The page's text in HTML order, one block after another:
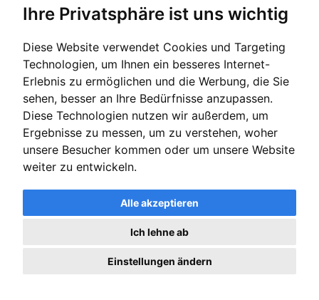
Ihre Privatsphäre ist uns wichtig
Diese Website verwendet Cookies und Targeting
Technologien, um Ihnen ein besseres Internet-
Erlebnis zu ermöglichen und die Werbung, die Sie
sehen, besser an Ihre Bedürfnisse anzupassen.
Diese Technologien nutzen wir außerdem, um
Ergebnisse zu messen, um zu verstehen, woher
unsere Besucher kommen oder um unsere Website
weiter zu entwickeln.
Alle akzeptieren
Ich lehne ab
Einstellungen ändern
abdeckt. Wenn nach Ausstellung des Zwischenzeugnisses noch
wesentliche Veränderungen eintreten, sollte ein aktualisiertes
Arbeitszeugnis erstellt wird.
Form, Layout und äußere Mängel: Wo
Verkäuferinnen-Zeugnisse oft
scheitern
Neben dem Inhalt ist die äußere Form ein zentrales
Qualitätsmerkmal. Das Bundesarbeitsgericht hat in mehreren
Entscheidungen festgestellt, dass ein Arbeitszeugnis frei von
negative Bewertung geben könnten (BAG 03.03.1993, 5 AZR
182/92). Im Einzelhandel sind folgende formale Mängel
besonders häufig zu beobachten:
offiziellem Geschäftspapier des Unternehmens ausgestellt